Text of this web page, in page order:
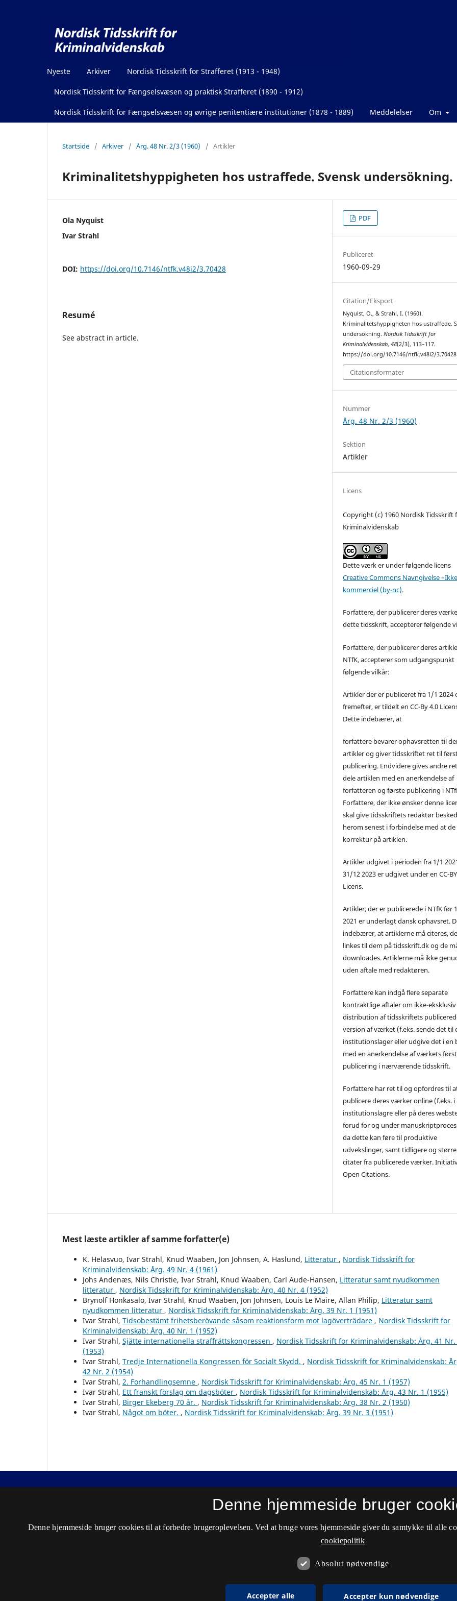
Nyeste Arkiver Nordisk Tidsskrift for Strafferet (1913 - 1948)
Nordisk Tidsskrift for Fængselsvæsen og praktisk Strafferet (1890 - 1912)
Nordisk Tidsskrift for Fængselsvæsen og øvrige penitentiære institutioner (1878 - 1889) Meddelelser Om
Startside / Arkiver / Årg. 48 Nr. 2/3 (1960) / Artikler
Kriminalitetshyppigheten hos ustraffede. Svensk undersökning.
Ola Nyquist
Ivar Strahl
DOI: https://doi.org/10.7146/ntfk.v48i2/3.70428
Resumé
See abstract in article.
PDF
Publiceret
1960-09-29
Citation/Eksport
Nyquist, O., & Strahl, I. (1960).
Kriminalitetshyppigheten hos ustraffede.
undersökning.Nordisk Tidsskrift for
Kriminalvidenskab,48(2/3), 113–117.
https://doi.org/10.7146/ntfk.v48i2/3.70428
Citationsformater
Nummer
Årg. 48 Nr. 2/3 (1960)
Sektion
Artikler
Licens
Copyright (c) 1960 Nordisk Tidsskrift
Kriminalvidenskab
Dette værk er under følgende licens
Creative Commons Navngivelse
kommerciel (by-nc).
Forfattere, der publicerer deres
dette tidsskrift, accepterer følgende
Forfattere, der publicerer deres
NTfK, accepterer som udgangspunkt
følgende vilkår:
Artikler der er publiceret fra 1/1 2024
fremefter, er tildelt en CC-By 4.0
Dette indebærer, at
forfattere bevarer ophavsretten til
artikler og giver tidsskriftet ret til
publicering. Endvidere gives andre
dele artiklen med en anerkendelse af
forfatteren og første publicering i
Forfattere, der ikke ønsker denne
skal give tidsskriftets redaktør besked
herom senest i forbindelse med at
korrektur på artiklen.
Artikler udgivet i perioden fra 1/1
31/12 2023 er udgivet under en CC-
Licens.
Artikler, der er publicerede i NTfK før
2021 er underlagt dansk ophavsret.
indebærer, at artiklerne må citeres,
linkes til dem på tidsskrift.dk og de
downloades. Artiklerne må ikke
uden aftale med redaktøren.
Forfattere kan indgå flere separate
kontraktlige aftaler om ikke-eksklusiv
distribution af tidsskriftets
version af værket (f.eks. sende det til
institutionslager eller udgive det i en
med en anerkendelse af værkets
publicering i nærværende tidsskrift.
Forfattere har ret til og opfordres til
publicere deres værker online (f.eks. i
institutionslagre eller på deres
forud for og under
da dette kan føre til produktive
udvekslinger, samt tidligere og større
citater fra publicerede værker.
Open Citations.
Mest læste artikler af samme forfatter(e)
K. Helasvuo, Ivar Strahl, Knud Waaben, Jon Johnsen, A. Haslund, Litteratur , Nordisk Tidsskrift for
Kriminalvidenskab: Årg. 49 Nr. 4 (1961)
Johs Andenæs, Nils Christie, Ivar Strahl, Knud Waaben, Carl Aude-Hansen, Litteratur samt nyudkommen
litteratur , Nordisk Tidsskrift for Kriminalvidenskab: Årg. 40 Nr. 4 (1952)
Brynolf Honkasalo, Ivar Strahl, Knud Waaben, Jon Johnsen, Louis Le Maire, Allan Philip, Litteratur samt
nyudkommen litteratur , Nordisk Tidsskrift for Kriminalvidenskab: Årg. 39 Nr. 1 (1951)
Ivar Strahl, Tidsobestämt frihetsberövande såsom reaktionsform mot lagöverträdare , Nordisk Tidsskrift for
Kriminalvidenskab: Årg. 40 Nr. 1 (1952)
Ivar Strahl, Sjätte internationella straffrättskongressen , Nordisk Tidsskrift for Kriminalvidenskab: Årg. 41 Nr.
(1953)
Ivar Strahl, Tredje Internationella Kongressen för Socialt Skydd. , Nordisk Tidsskrift for Kriminalvidenskab:
42 Nr. 2 (1954)
Ivar Strahl, 2. Forhandlingsemne , Nordisk Tidsskrift for Kriminalvidenskab: Årg. 45 Nr. 1 (1957)
Ivar Strahl, Ett franskt förslag om dagsböter , Nordisk Tidsskrift for Kriminalvidenskab: Årg. 43 Nr. 1 (1955)
Ivar Strahl, Birger Ekeberg 70 år. , Nordisk Tidsskrift for Kriminalvidenskab: Årg. 38 Nr. 2 (1950)
Ivar Strahl, Något om böter. , Nordisk Tidsskrift for Kriminalvidenskab: Årg. 39 Nr. 3 (1951)
Nordisk Tidsskrift for Kriminalvidenskab
ISSN 2446-3051 (Online)
Denne hjemmeside bruger
Denne hjemmeside bruger cookies til at forbedre brugeroplevelsen. Ved at bruge vores hjemmeside giver du samtykke til alle
cookiepolitik
Absolut nødvendige
Accepter alle Accepter kun nødvendige